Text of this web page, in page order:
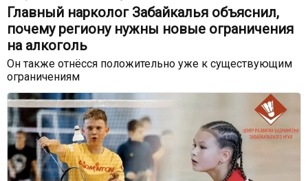
Главный нарколог Забайкалья объяснил,
почему региону нужны новые ограничения
на алкоголь
Он также отнёсся положительно уже к существующим
ограничениям